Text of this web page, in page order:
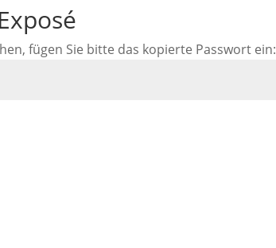
fügen Sie bitte das kopierte Passwort ein: